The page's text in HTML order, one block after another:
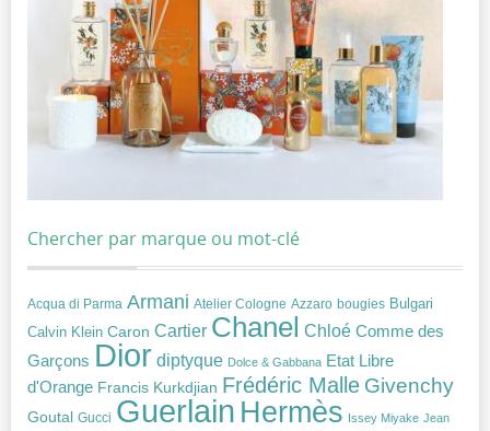
Chercher par marque ou mot-clé
Acqua di Parma Armani Atelier Cologne Azzaro bougies Bulgari
Calvin Klein Caron Cartier Chanel Chloé Comme des
Garçons Dior diptyque Dolce & Gabbana Etat Libre
d'Orange Francis Kurkdjian Frédéric Malle Givenchy
Goutal Gucci Guerlain Hermès Issey Miyake Jean